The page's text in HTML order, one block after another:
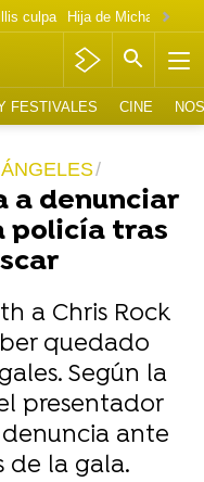
culpa
FESTIVALES CINE
a denunciar
policía tras
a Chris Rock
quedado
Según la
presentador
ante
de la gala.